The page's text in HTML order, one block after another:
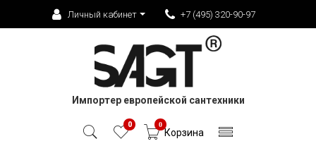
Личный кабинет +7 (495) 320-90-97
Импортер европейской сантехники
0 0
Корзина